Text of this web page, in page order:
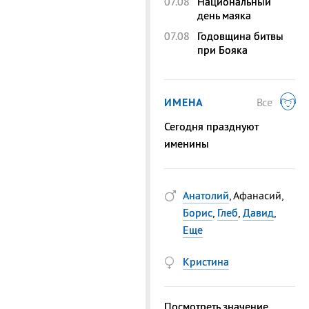
день маяка
07.08
Годовщина битвы
при Бояка
ИМЕНА
Все
Сегодня празднуют
именины
Анатолий, Афанасий,
Борис, Глеб, Давид,
Еще
Кристина
Посмотреть значение